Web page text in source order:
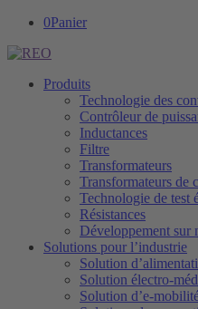
0Panier
Produits
Technologie des
Contrôleur de
Inductances
Filtre
Transformateurs
Transformateurs de
Technologie de test
Résistances
Développement sur
Solutions pour l’industrie
Solution
Solution électro-
Solution d’e-